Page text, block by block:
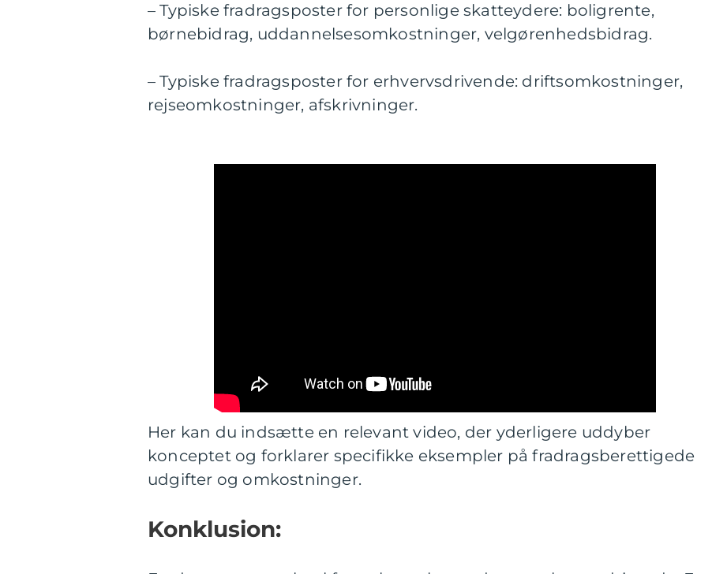
– Typiske fradragsposter for personlige skatteydere: boligrente,
børnebidrag, uddannelsesomkostninger, velgørenhedsbidrag.
– Typiske fradragsposter for erhvervsdrivende: driftsomkostninger,
rejseomkostninger, afskrivninger.
Her kan du indsætte en relevant video, der yderligere uddyber
konceptet og forklarer specifikke eksempler på fradragsberettigede
udgifter og omkostninger.
Konklusion: